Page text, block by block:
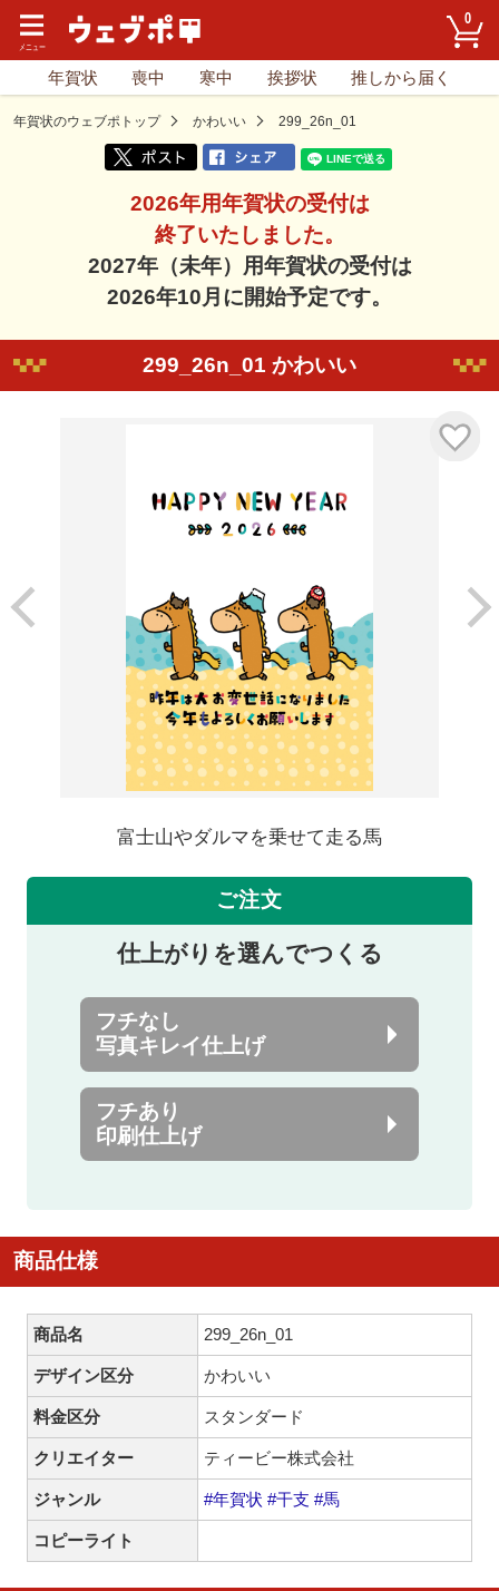
0
年賀状 喪中 寒中 挨拶状 推しから届く
年賀状のウェブポトップ かわいい 299_26n_01
2026年用年賀状の受付は
終了いたしました。
2027年（未年）用年賀状の受付は
2026年10月に開始予定です。
299_26n_01 かわいい
富士山やダルマを乗せて走る馬
ご注文
仕上がりを選んでつくる
フチなし
写真キレイ仕上げ
フチあり
印刷仕上げ
商品仕様
商品名 299_26n_01
デザイン区分 かわいい
料金区分 スタンダード
クリエイター ティービー株式会社
ジャンル #年賀状 #干支 #馬
コピーライト